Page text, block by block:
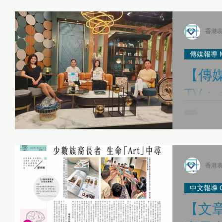
性 /別小眾 表達藝術治療服務 故事集 《藝術生命軌跡》 表達
人才招聘 Recruitment 專業發展與實踐應用
達藝術治療
心的服務
【傳
TV：
節目訪問本
藝術治療如
節目簡介
外，還可成
傳媒報導
香港
【文
中文報導
香港